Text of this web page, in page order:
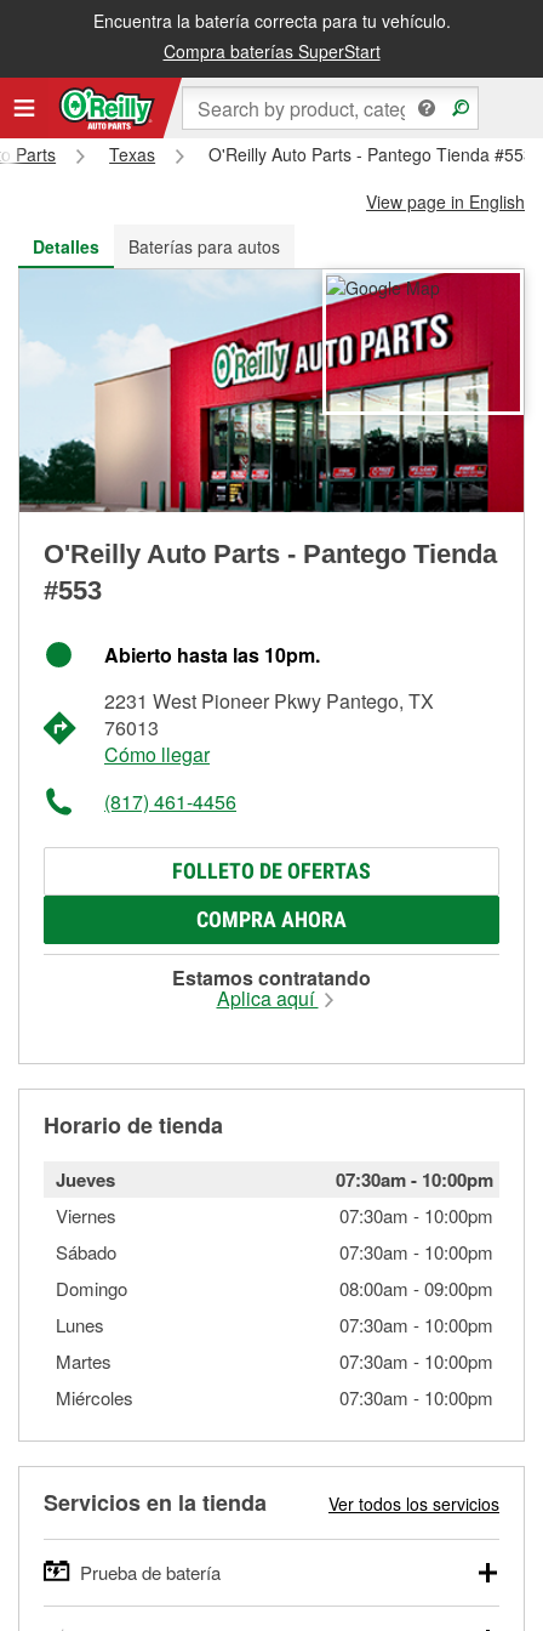
Encuentra la batería correcta para tu vehículo.
Compra baterías SuperStart
Recibe tu orden gratis al día siguiente o recógela en la tienda
Parts Texas
O'Reilly Auto Parts - Pantego Tienda #553
View page in English
Detalles
Baterías para autos
O'Reilly Auto Parts - Pantego Tienda
#553
Abierto hasta las 10pm.
2231 West Pioneer Pkwy Pantego, TX
76013
Cómo llegar
(817) 461-4456
FOLLETO DE OFERTAS
COMPRA AHORA
Estamos contratando
Aplica aquí
Horario de tienda
Jueves 07:30am- 10:00pm
Viernes 07:30am - 10:00pm
Sábado
07:30am - 10:00pm
Domingo
08:00am -09:00pm
Lunes
07:30am - 10:00pm
Martes
07:30am - 10:00pm
Miércoles
07:30am - 10:00pm
Servicios en la tienda Ver todos los servicios
Prueba de batería